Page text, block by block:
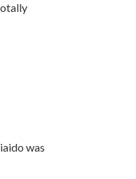
was